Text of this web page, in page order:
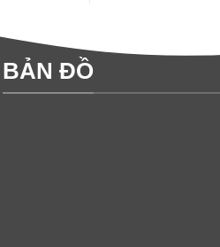
BẢN ĐỒ